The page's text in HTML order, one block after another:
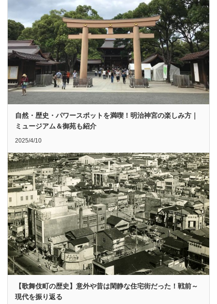
自然・歴史・パワースポットを満喫！明治神宮の楽しみ方｜
ミュージアム＆御苑も紹介
2025/4/10
【歌舞伎町の歴史】意外や昔は閑静な住宅街だった！戦前～
現代を振り返る